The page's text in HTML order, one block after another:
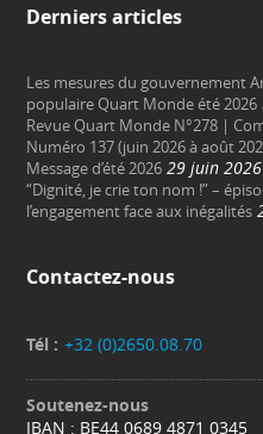
Derniers articles
Les mesures du gouvernement
populaire Quart Monde été 2026
Revue Quart Monde N°278 |
Numéro 137 (juin 2026 à août
Message d’été 2026 29 juin 2026
“Dignité, je crie ton nom !” –
l’engagement face aux inégalités
Contactez-nous
Tél : +32 (0)2650.08.70
Soutenez-nous
IBAN : BE44 0689 4871 0345